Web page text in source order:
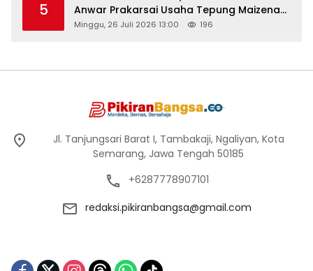
5
Anwar Prakarsai Usaha Tepung Maizena
di Logung
Minggu, 26 Juli 2026 13:00 196
Jl. Tanjungsari Barat I, Tambakaji, Ngaliyan, Kota
Semarang, Jawa Tengah 50185
+6287778907101
redaksi.pikiranbangsa@gmail.com